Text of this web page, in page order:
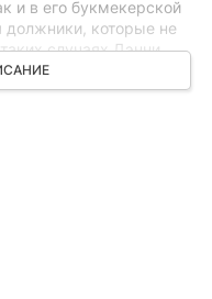
и в его букмекерской
должники, которые не
случаях Дэнни
к своему близкому
творцами
человека и